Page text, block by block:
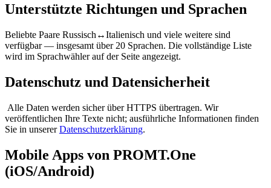
Unterstützte Richtungen und Sprachen
Beliebte Paare Russisch↔Italienisch und viele weitere sind
verfügbar — insgesamt über 20 Sprachen. Die vollständige Liste
wird im Sprachwähler auf der Seite angezeigt.
Datenschutz und Datensicherheit
Alle Daten werden sicher über HTTPS übertragen. Wir
veröffentlichen Ihre Texte nicht; ausführliche Informationen finden
Sie in unsererDatenschutzerklärung.
Mobile Apps von PROMT.One
(iOS/Android)